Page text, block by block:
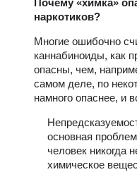
Почему «химка»
наркотиков?
Многие ошибочно
каннабиноиды, как
опасны, чем,
самом деле, по
намного опаснее, и
основная
человек никогда
химическое